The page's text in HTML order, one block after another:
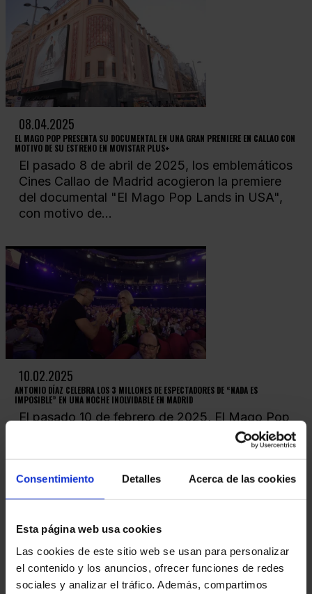
Consentimiento Detalles Acerca de las cookies
Esta página web usa cookies
Las cookies de este sitio web se usan para personalizar
el contenido y los anuncios, ofrecer funciones de redes
sociales y analizar el tráfico. Además, compartimos
08.04.2025
EL MAGO POP PRESENTA SU DOCUMENTAL EN UNA GRAN PREMIERE EN CALLAO CON
MOTIVO DE SU ESTRENO EN MOVISTAR PLUS+
El pasado 8 de abril de 2025, los emblemáticos
Cines Callao de Madrid acogieron la premiere
del documental "El Mago Pop Lands in USA",
con motivo de...
10.02.2025
ANTONIO DÍAZ CELEBRA LOS 3 MILLONES DE ESPECTADORES DE “NADA ES
IMPOSIBLE” EN UNA NOCHE INOLVIDABLE EN MADRID
El pasado 10 de febrero de 2025, El Mago Pop
celebró un hito sin precedentes: los 3 millones
de espectadores de su espectáculo “Nada es...